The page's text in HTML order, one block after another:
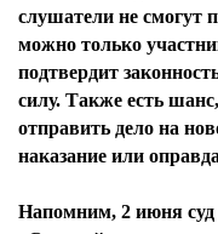
слушатели не смогут
можно только
подтвердит
силу. Также есть
отправить дело на
наказание или
Напомним, 2 июня суд